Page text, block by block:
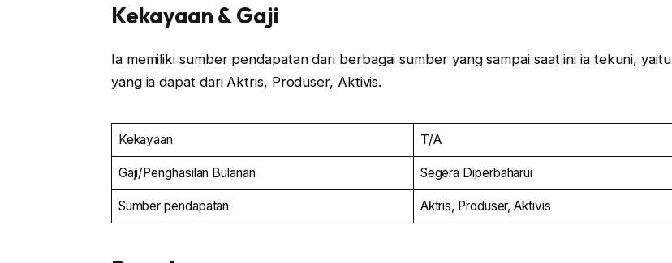
Kekayaan & Gaji
Ia memiliki sumber pendapatan dari berbagai sumber yang sampai saat ini ia tekuni, yaitu
yang ia dapat dari Aktris, Produser, Aktivis.
Kekayaan T/A
Gaji/Penghasilan Bulanan Segera Diperbaharui
Sumber pendapatan Aktris, Produser, Aktivis